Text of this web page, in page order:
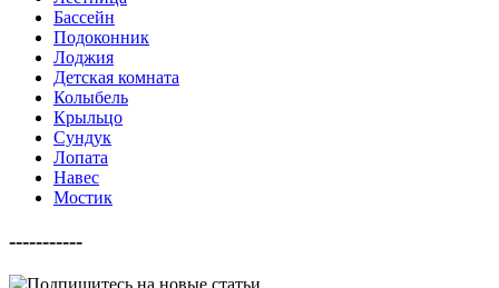
Бассейн
Подоконник
Лоджия
Детская комната
Колыбель
Крыльцо
Сундук
Лопата
Навес
Мостик
-----------